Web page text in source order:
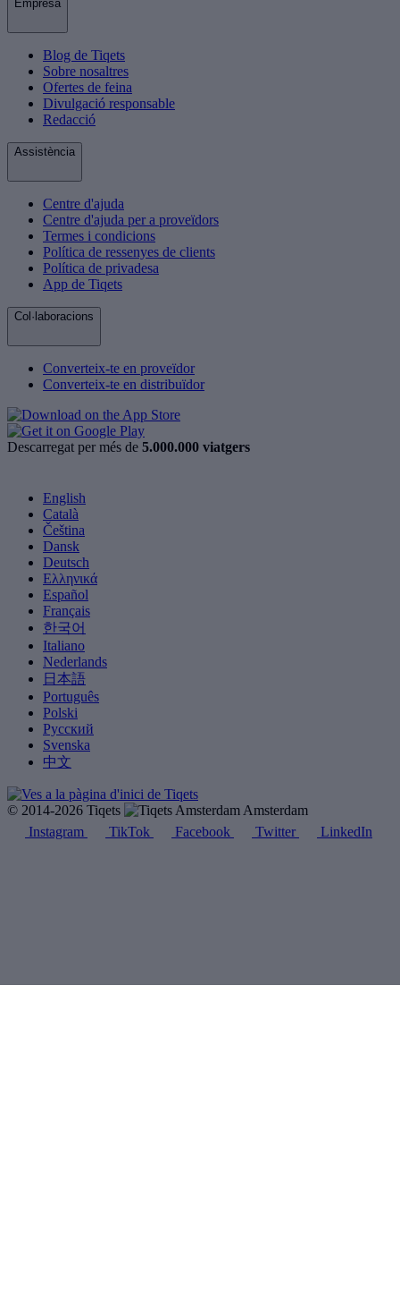
Empresa
Blog de Tiqets
Sobre nosaltres
Ofertes de feina
Divulgació responsable
Redacció
Assistència
Centre d'ajuda
Centre d'ajuda per a proveïdors
Termes i condicions
Política de ressenyes de clients
Política de privadesa
App de Tiqets
Col·laboracions
Converteix-te en proveïdor
Converteix-te en distribuïdor
Descarregat per més de 5.000.000 viatgers
English
Català
Čeština
Dansk
Deutsch
Ελληνικά
Español
Français
한국어
Italiano
Nederlands
日本語
Português
Polski
Русский
Svenska
中文
© 2014-2026 Tiqets
Amsterdam
Instagram
TikTok Facebook Twitter LinkedIn